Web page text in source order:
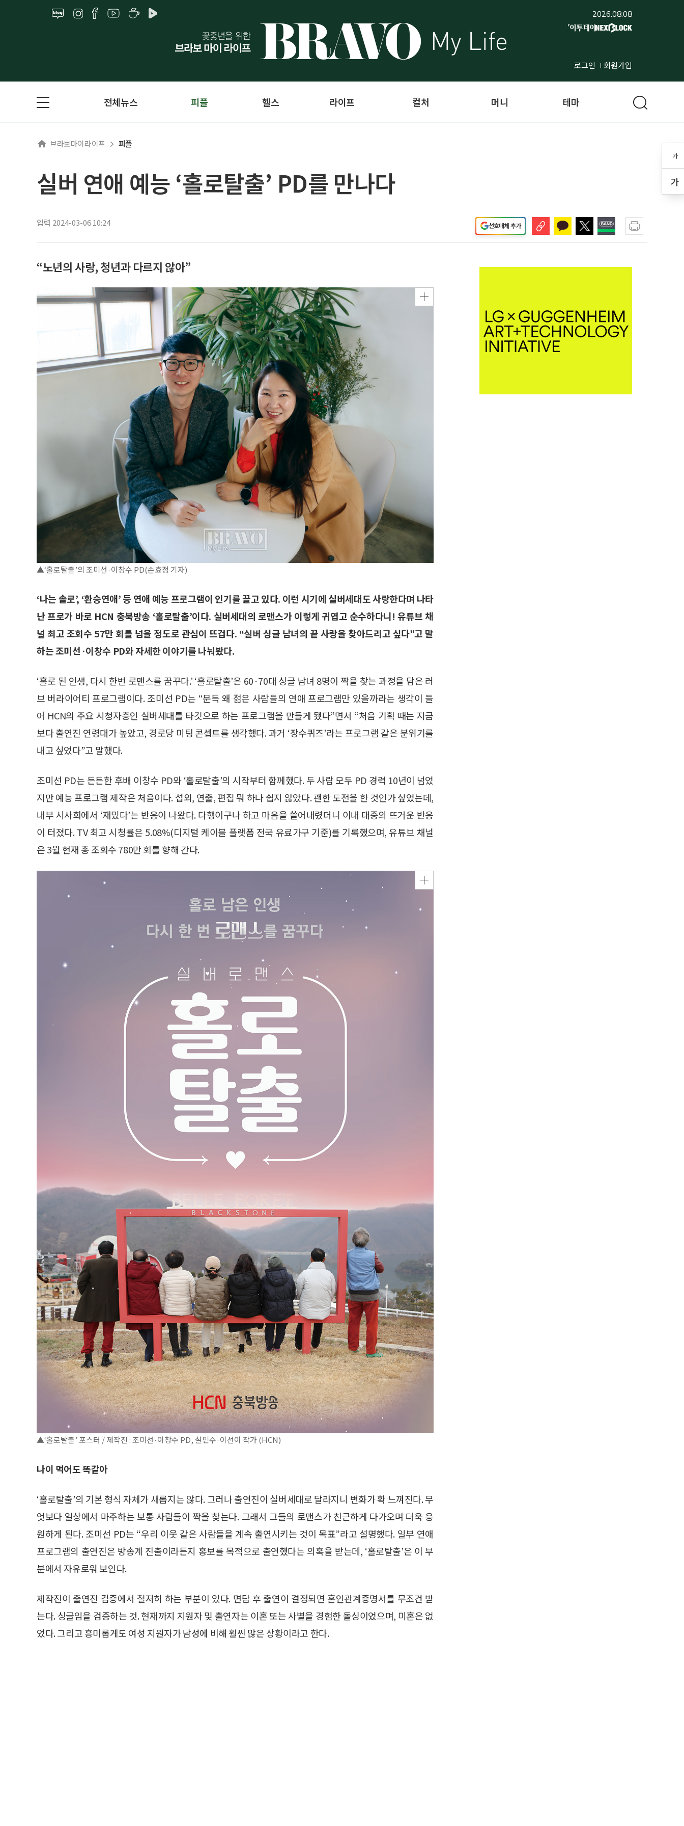
2026.08.08
로그인 회원가입
가
가
전체뉴스 피플 헬스 라이프 컬처 머니 테마
브라보마이라이프 피플
실버 연애 예능 ‘홀로탈출’ PD를 만나다
입력 2024-03-06 10:24 선호매체 추가
“노년의 사랑, 청년과 다르지 않아”
▲‘홀로탈출’의 조미선·이창수 PD(손효정 기자)
‘나는 솔로’, ‘환승연애’ 등 연애 예능 프로그램이 인기를 끌고 있다. 이런 시기에 실버세대도 사랑한다며 나타
난 프로가 바로 HCN 충북방송 ‘홀로탈출’이다. 실버세대의 로맨스가 이렇게 귀엽고 순수하다니! 유튜브 채
널 최고 조회수 57만 회를 넘을 정도로 관심이 뜨겁다. “실버 싱글 남녀의 끝 사랑을 찾아드리고 싶다”고 말
하는 조미선·이창수 PD와 자세한 이야기를 나눠봤다.
‘홀로 된 인생, 다시 한번 로맨스를 꿈꾸다.’ ‘홀로탈출’은 60·70대 싱글 남녀 8명이 짝을 찾는 과정을 담은 러
브 버라이어티 프로그램이다. 조미선 PD는 “문득 왜 젊은 사람들의 연애 프로그램만 있을까라는 생각이 들
어 HCN의 주요 시청자층인 실버세대를 타깃으로 하는 프로그램을 만들게 됐다”면서 “처음 기획 때는 지금
보다 출연진 연령대가 높았고, 경로당 미팅 콘셉트를 생각했다. 과거 ‘장수퀴즈’라는 프로그램 같은 분위기를
내고 싶었다”고 말했다.
조미선 PD는 든든한 후배 이창수 PD와 ‘홀로탈출’의 시작부터 함께했다. 두 사람 모두 PD 경력 10년이 넘었
지만 예능 프로그램 제작은 처음이다. 섭외, 연출, 편집 뭐 하나 쉽지 않았다. 괜한 도전을 한 것인가 싶었는데,
내부 시사회에서 ‘재밌다’는 반응이 나왔다. 다행이구나 하고 마음을 쓸어내렸더니 이내 대중의 뜨거운 반응
이 터졌다. TV 최고 시청률은 5.08%(디지털 케이블 플랫폼 전국 유료가구 기준)를 기록했으며, 유튜브 채널
은 3월 현재 총 조회수 780만 회를 향해 간다.
▲‘홀로탈출’ 포스터 / 제작진 : 조미선·이창수 PD, 설민수·이선이 작가 (HCN)
나이 먹어도 똑같아
‘홀로탈출’의 기본 형식 자체가 새롭지는 않다. 그러나 출연진이 실버세대로 달라지니 변화가 확 느껴진다. 무
엇보다 일상에서 마주하는 보통 사람들이 짝을 찾는다. 그래서 그들의 로맨스가 친근하게 다가오며 더욱 응
원하게 된다. 조미선 PD는 “우리 이웃 같은 사람들을 계속 출연시키는 것이 목표”라고 설명했다. 일부 연애
프로그램의 출연진은 방송계 진출이라든지 홍보를 목적으로 출연했다는 의혹을 받는데, ‘홀로탈출’은 이 부
분에서 자유로워 보인다.
제작진이 출연진 검증에서 철저히 하는 부분이 있다. 면담 후 출연이 결정되면 혼인관계증명서를 무조건 받
는다. 싱글임을 검증하는 것. 현재까지 지원자 및 출연자는 이혼 또는 사별을 경험한 돌싱이었으며, 미혼은 없
었다. 그리고 흥미롭게도 여성 지원자가 남성에 비해 훨씬 많은 상황이라고 한다.